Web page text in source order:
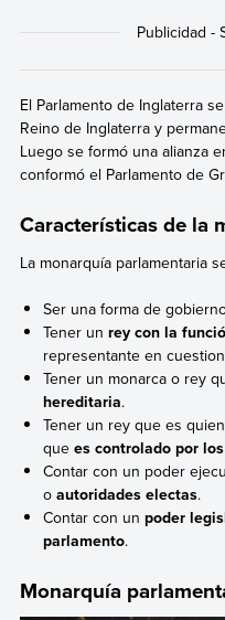
El Parlamento de Inglaterra
Reino de Inglaterra y
Luego se formó una alianza
conformó el Parlamento de
Características de la
La monarquía parlamentaria
Ser una forma de
Tener unrey con la
representante en
Tener un monarca o rey
hereditaria.
Tener un rey que es
quees controlado por
Contar con un poder
oautoridades electas.
Contar con unpoder
parlamento.
Monarquía